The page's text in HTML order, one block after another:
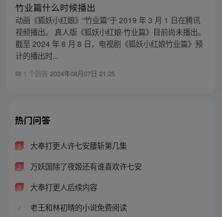
竹业篇什么时候播出
动画《狐妖小红娘》“竹业篇”于 2019 年 3 月 1 日在腾讯
视频播出。 真人版《狐妖小红娘·竹业篇》目前尚未播出。
截至 2024 年 8 月 8 日，电视剧《狐妖小红娘竹业篇》预
计的播出时...
1 个回答 2024年08月07日 21:25
热门问答
1 大奉打更人许七安腰斩第几集
2 万妖国除了夜姬还有谁喜欢许七安
3 大奉打更人后续内容
4 老王和林初晴的小说免费阅读